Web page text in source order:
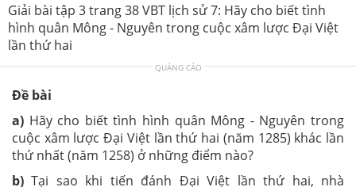
Giải bài tập 3 trang 38 VBT lịch sử 7: Hãy cho biết tình
hình quân Mông - Nguyên trong cuộc xâm lược Đại Việt
lần thứ hai
QUẢNG CÁO
Đề bài
a) Hãy cho biết tình hình quân Mông - Nguyên trong
cuộc xâm lược Đại Việt lần thứ hai (năm 1285) khác lần
thứ nhất (năm 1258) ở những điểm nào?
b) Tại sao khi tiến đánh Đại Việt lần thứ hai, nhà